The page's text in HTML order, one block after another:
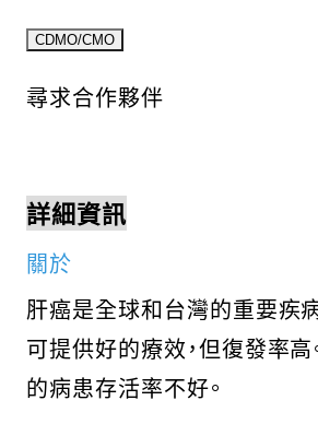
尋求合作夥伴
詳細資訊
關於
肝癌是全球和台灣的重要疾
可提供好的療效，但復發率
的病患存活率不好。